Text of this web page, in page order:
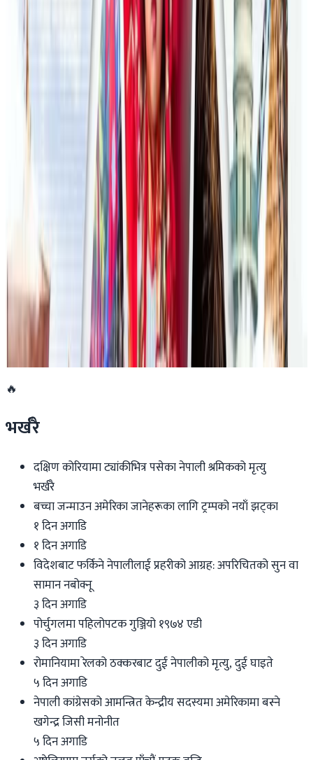
२०२६ जुलाई २४
अन्तर्राष्ट्रिय विद्यार्थी आकर्षित गर्न भिक्टोरियाले बनायो
नयाँ रणनीति
२०२६ जुलाई २३
फिफा विश्वकपमा अस्ट्रेलियाको टोलीका लागि
रणनीति बनाउने नेपाली युवा
२०२६ जुलाई २३
एनपिएल अष्ट्रेलियाको पाँचौं संस्करणमा कृष्ण कार्की
सबैभन्दा महँगा खेलाडी
२०२६ जुलाई १९
डार्विनमा नेपाल फेस्टिभल हुँदै
२०२६ जुन ११
🔥
भर्खरै
दक्षिण कोरियामा ट्यांकीभित्र पसेका नेपाली श्रमिकको मृत्यु
भर्खरै
बच्चा जन्माउन अमेरिका जानेहरूका लागि ट्रम्पको नयाँ झट्का
१ दिन अगाडि
१ दिन अगाडि
विदेशबाट फर्किने नेपालीलाई प्रहरीको आग्रह: अपरिचितको सुन वा
सामान नबोक्नू
३ दिन अगाडि
पोर्चुगलमा पहिलोपटक गुञ्जियो १९७४ एडी
३ दिन अगाडि
रोमानियामा रेलको ठक्करबाट दुई नेपालीको मृत्यु, दुई घाइते
५ दिन अगाडि
नेपाली कांग्रेसको आमन्त्रित केन्द्रीय सदस्यमा अमेरिकामा बस्ने
खगेन्द्र जिसी मनोनीत
५ दिन अगाडि